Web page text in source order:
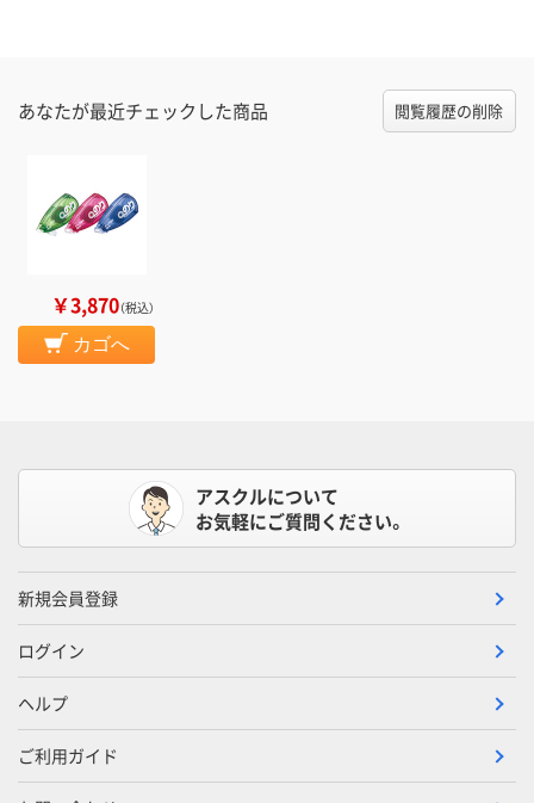
あなたが最近チェックした商品 閲覧履歴の削除
￥3,870（税込）
カゴへ
アスクルについて
お気軽にご質問ください。
新規会員登録
ログイン
ヘルプ
ご利用ガイド